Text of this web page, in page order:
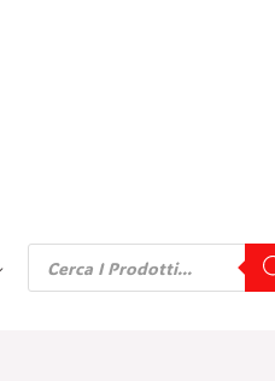
Products
Search